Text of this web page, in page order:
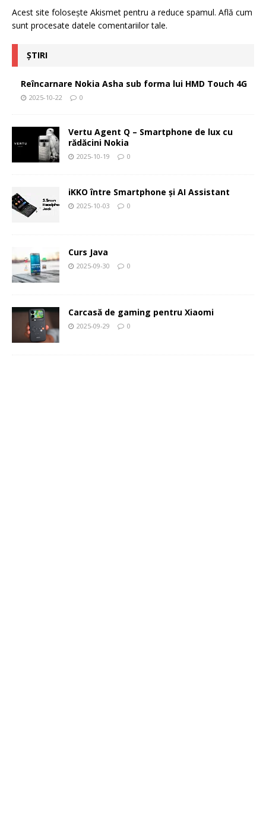
Acest site folosește Akismet pentru a reduce spamul. Află cum
sunt procesate datele comentariilor tale.
ȘTIRI
Reîncarnare Nokia Asha sub forma lui HMD Touch 4G
2025-10-22 0
Vertu Agent Q – Smartphone de lux cu
rădăcini Nokia
2025-10-19 0
iKKO între Smartphone și AI Assistant
2025-10-03 0
Curs Java
2025-09-30 0
Carcasă de gaming pentru Xiaomi
2025-09-29 0